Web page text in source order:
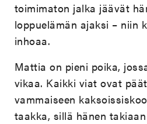
toimimaton jalka jäävät
loppuelämän ajaksi – niin
inhoaa.
Mattia on pieni poika,
vikaa. Kaikki viat ovat
vammaiseen
taakka, sillä hänen